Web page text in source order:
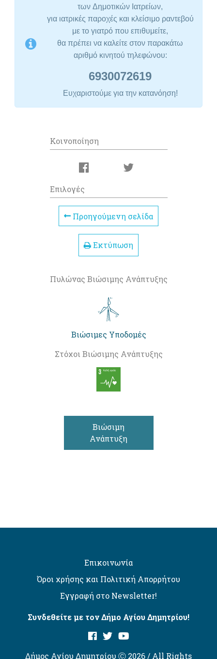
των Δημοτικών Ιατρείων,
για ιατρικές παροχές και κλείσιμο ραντεβού
με το γιατρό που επιθυμείτε,
θα πρέπει να καλείτε στον παρακάτω
αριθμό κινητού τηλεφώνου:
6930072619
Ευχαριστούμε για την κατανόηση!
Κοινοποίηση
Επιλογές
Προηγούμενη σελίδα
Εκτύπωση
Πυλώνας Βιώσιμης Ανάπτυξης
Βιώσιμες Υποδομές
Στόχοι Βιώσιμης Ανάπτυξης
Βιώσιμη
Ανάπτυξη
Επικοινωνία
Όροι χρήσης και Πολιτική Απορρήτου
Εγγραφή στο Newsletter!
Συνδεθείτε με τον Δήμο Αγίου Δημητρίου!
Δήμος Αγίου Δημητρίου Ⓒ 2026 / All Rights